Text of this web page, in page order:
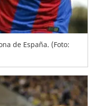
de España. (Foto: